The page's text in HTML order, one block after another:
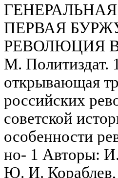
ПЕРВАЯ
РЕВОЛЮЦИЯ
М. Политиздат.
открывающая
российских
советской
особенности
но- 1 Авторы:
Ю. И.